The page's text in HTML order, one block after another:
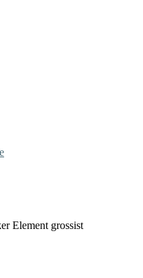
Element grossist